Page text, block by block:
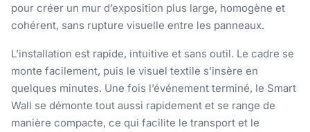
pour créer un mur d’exposition plus large, homogène et
cohérent, sans rupture visuelle entre les panneaux.
L’installation est rapide, intuitive et sans outil. Le cadre se
monte facilement, puis le visuel textile s’insère en
quelques minutes. Une fois l’événement terminé, le Smart
Wall se démonte tout aussi rapidement et se range de
manière compacte, ce qui facilite le transport et le